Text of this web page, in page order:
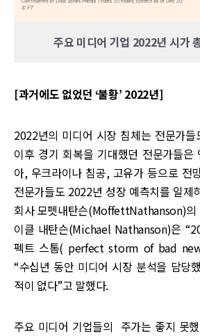
주요 미디어 기업 2022년 시가
[과거에도 없었던 ‘불황’ 2022년]
2022년의 미디어 시장 침체는 전문가들
이후 경기 회복을 기대했던 전문가들은
아, 우크라이나 침공, 고유가 등으로 전
전문가들도 2022년 성장 예측치를 일제
회사 모펫내탄슨(MoffettNathanson)의
이클 내탄슨(Michael Nathanson)은
펙트 스톰( perfect storm of bad
“수십년 동안 미디어 시장 분석을 담당
적이 없다”고 말했다.
주요 미디어 기업들의 주가는 좋지 못